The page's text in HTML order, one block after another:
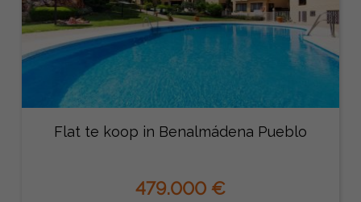
Flat te koop in Benalmádena Pueblo
479.000 €